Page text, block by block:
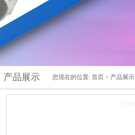
产品展示 您现在的位置: 首页 > 产品展示